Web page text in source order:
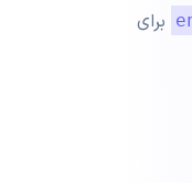
برای